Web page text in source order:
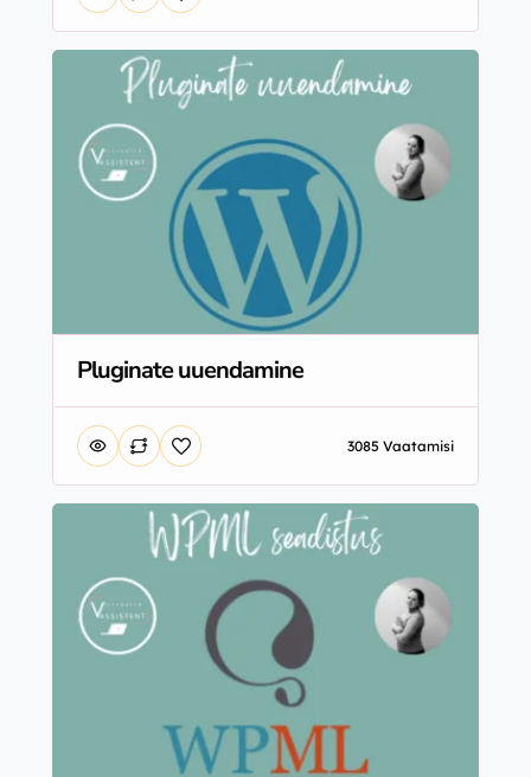
Pluginate uuendamine
3085 Vaatamisi